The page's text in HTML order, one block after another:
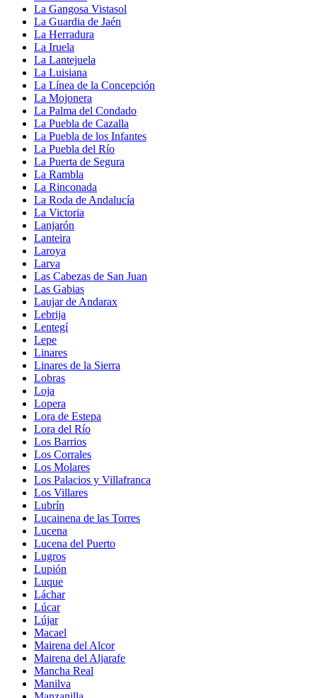
La Gangosa Vistasol
La Guardia de Jaén
La Herradura
La Iruela
La Lantejuela
La Luisiana
La Línea de la Concepción
La Mojonera
La Palma del Condado
La Puebla de Cazalla
La Puebla de los Infantes
La Puebla del Río
La Puerta de Segura
La Rambla
La Rinconada
La Roda de Andalucía
La Victoria
Lanjarón
Lanteira
Laroya
Larva
Las Cabezas de San Juan
Las Gabias
Laujar de Andarax
Lebrija
Lentegí
Lepe
Linares
Linares de la Sierra
Lobras
Loja
Lopera
Lora de Estepa
Lora del Río
Los Barrios
Los Corrales
Los Molares
Los Palacios y Villafranca
Los Villares
Lubrín
Lucainena de las Torres
Lucena
Lucena del Puerto
Lugros
Lupión
Luque
Láchar
Lúcar
Lújar
Macael
Mairena del Alcor
Mairena del Aljarafe
Mancha Real
Manilva